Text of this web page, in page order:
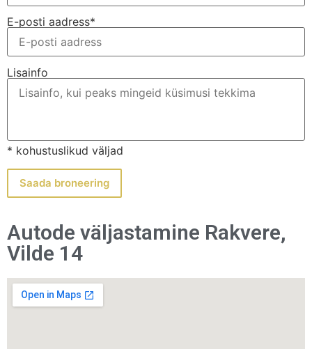
E-posti aadress*
Lisainfo
* kohustuslikud väljad
Autode väljastamine Rakvere,
Vilde 14